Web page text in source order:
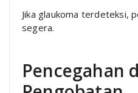
Jika glaukoma terdeteksi,
segera.
Pencegahan